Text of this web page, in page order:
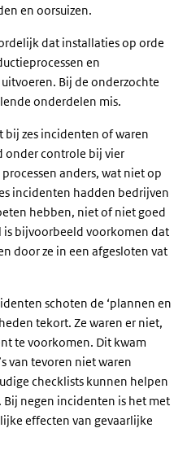
en oorsuizen.
dat installaties op orde
en
Bij de onderzochte
onderdelen mis.
bij zes incidenten of waren
onder controle bij vier
anders, wat niet op
incidenten hadden bedrijven
hebben, niet of niet goed
is bijvoorbeeld voorkomen dat
door ze in een afgesloten vat
schoten de ‘plannen en
tekort. Ze waren er niet,
te voorkomen. Dit kwam
van tevoren niet waren
checklists kunnen helpen
negen incidenten is het met
effecten van gevaarlijke